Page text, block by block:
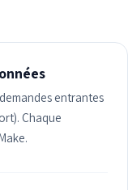
entrantes
Chaque